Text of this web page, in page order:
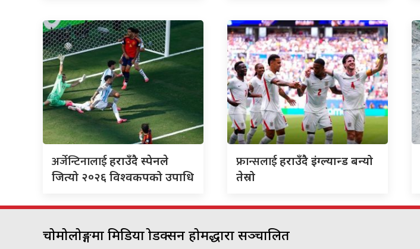
अर्जेन्टिनालाईहराउँदै स्पेनले
जित्यो २०२६ विश्वकपको उपाधि
फ्रान्सलाईहराउँदै इंग्ल्यान्ड बन्यो
तेस्रो
चोमोलोङ्गमा मिडिया प्रोडक्सन होमद्धारा सञ्चालित